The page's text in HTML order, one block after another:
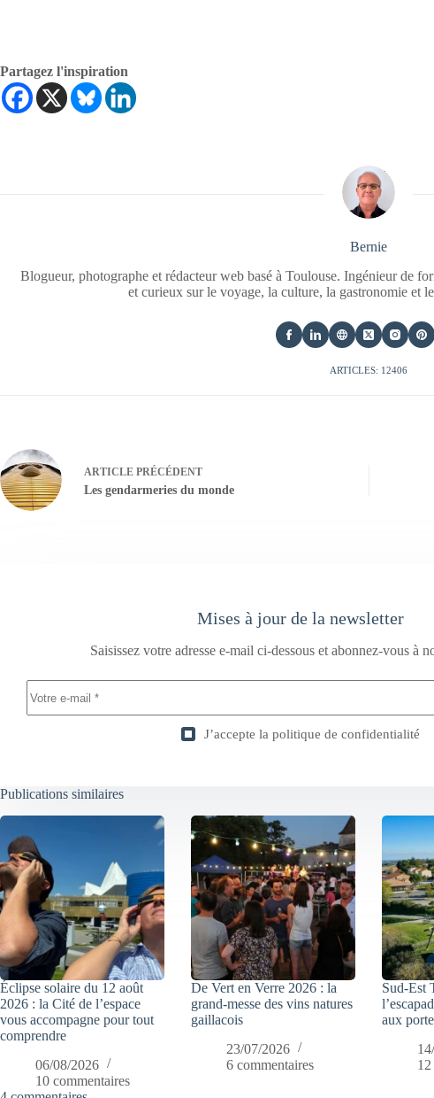
Partagez l'inspiration
Bernie
Blogueur, photographe et rédacteur web basé à Toulouse. Ingénieur de
et curieux sur le voyage, la culture, la gastronomie et
ARTICLES: 12406
ARTICLE PRÉCÉDENT
Les gendarmeries du monde
Mises à jour de la newsletter
Saisissez votre adresse e-mail ci-dessous et abonnez-vous à
J’accepte la politique de confidentialité
Publications similaires
Éclipse solaire du 12 août
2026 : la Cité de l’espace
vous accompagne pour tout
comprendre
06/08/2026
10 commentaires
De Vert en Verre 2026 : la
grand-messe des vins natures
gaillacois
23/07/2026
6 commentaires
Sud-Est
aux